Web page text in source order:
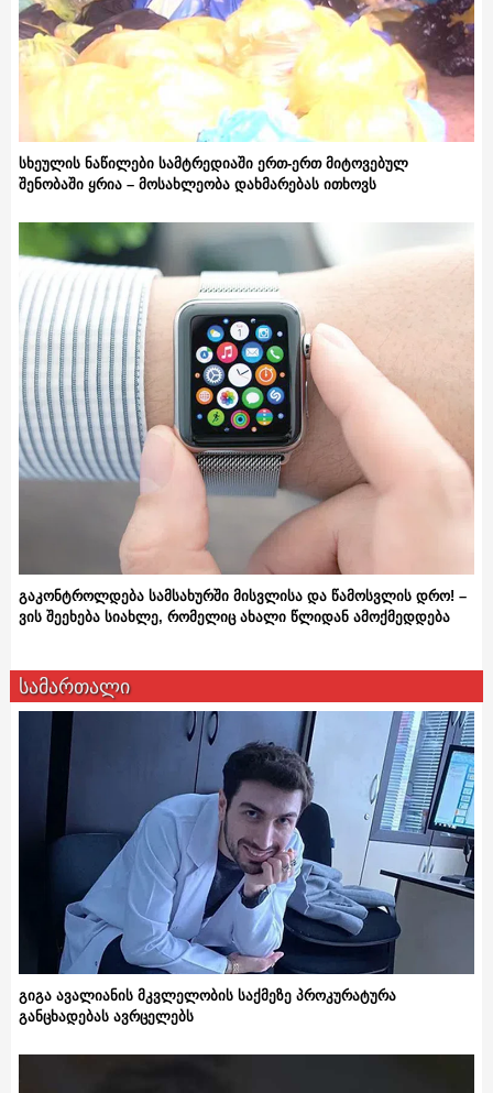
სხეულის ნაწილები სამტრედიაში ერთ-ერთ მიტოვებულ
შენობაში ყრია – მოსახლეობა დახმარებას ითხოვს
გაკონტროლდება სამსახურში მისვლისა და წამოსვლის დრო! –
ვის შეეხება სიახლე, რომელიც ახალი წლიდან ამოქმედდება
სამართალი
გიგა ავალიანის მკვლელობის საქმეზე პროკურატურა
განცხადებას ავრცელებს